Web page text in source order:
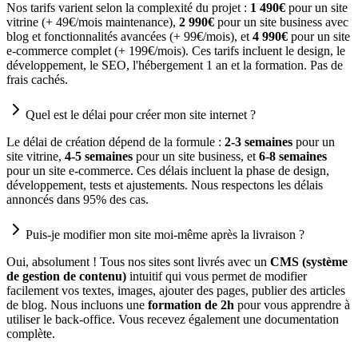
Nos tarifs varient selon la complexité du projet : 1 490€ pour un site
vitrine (+ 49€/mois maintenance), 2 990€ pour un site business avec
blog et fonctionnalités avancées (+ 99€/mois), et 4 990€ pour un site
e-commerce complet (+ 199€/mois). Ces tarifs incluent le design, le
développement, le SEO, l'hébergement 1 an et la formation. Pas de
frais cachés.
Quel est le délai pour créer mon site internet ?
Le délai de création dépend de la formule : 2-3 semaines pour un
site vitrine, 4-5 semaines pour un site business, et 6-8 semaines
pour un site e-commerce. Ces délais incluent la phase de design,
développement, tests et ajustements. Nous respectons les délais
annoncés dans 95% des cas.
Puis-je modifier mon site moi-même après la livraison ?
Oui, absolument ! Tous nos sites sont livrés avec un CMS (système
de gestion de contenu) intuitif qui vous permet de modifier
facilement vos textes, images, ajouter des pages, publier des articles
de blog. Nous incluons une formation de 2h pour vous apprendre à
utiliser le back-office. Vous recevez également une documentation
complète.